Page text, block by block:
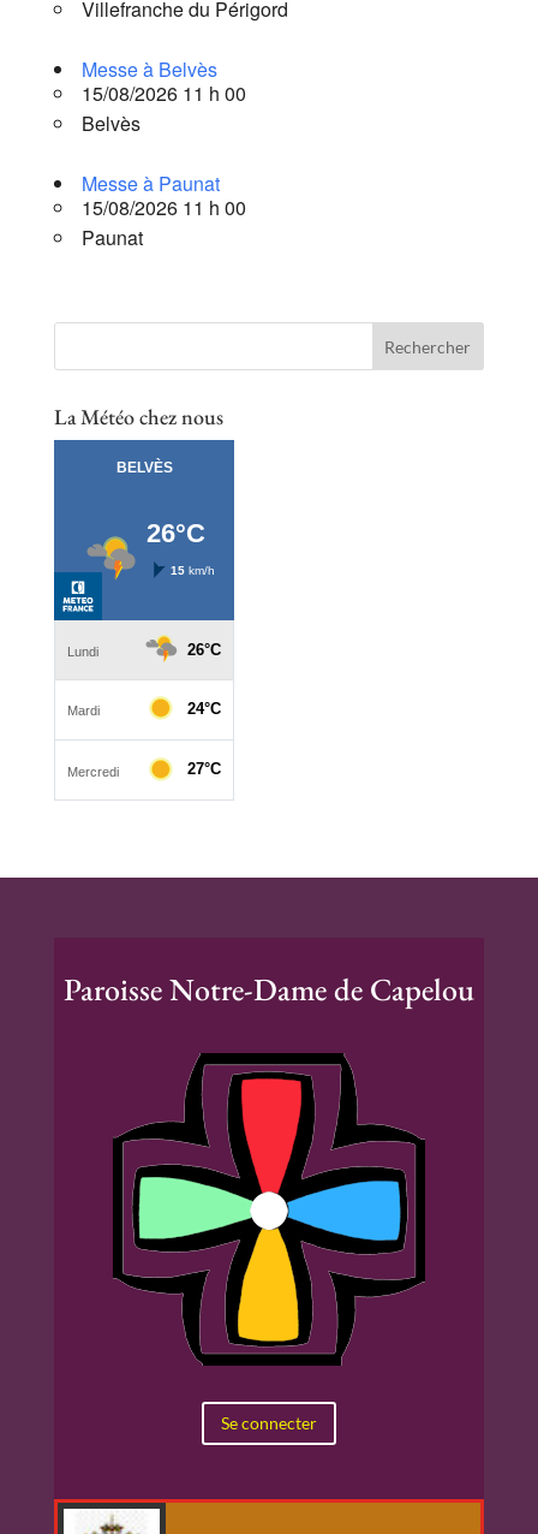
Villefranche du Périgord
Messe à Belvès
15/08/2026 11 h 00
Belvès
Messe à Paunat
15/08/2026 11 h 00
Paunat
La Météo chez nous
Paroisse Notre-Dame de Capelou
Se connecter